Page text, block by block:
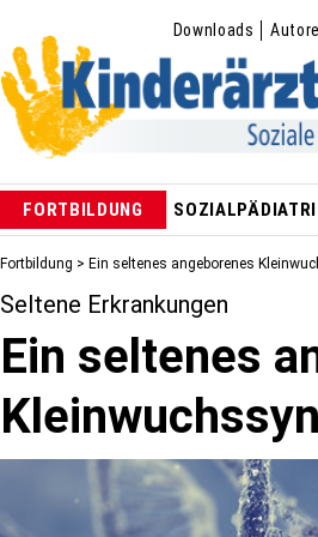
Downloads
FORTBILDUNG
Fortbildung > Ein seltenes angeborenes
Seltene Erkrankungen
Ein seltenes